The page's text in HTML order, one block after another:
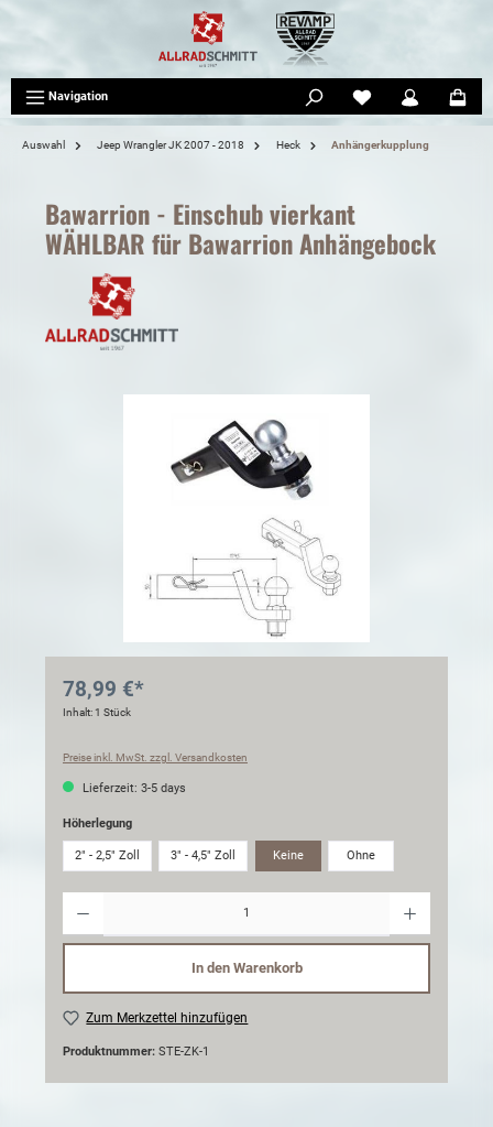
Navigation
Auswahl Jeep Wrangler JK 2007 - 2018 Heck Anhängerkupplung
Bawarrion - Einschub vierkant
WÄHLBAR für Bawarrion Anhängebock
78,99 €*
Inhalt:1 Stück
Preise inkl. MwSt. zzgl. Versandkosten
Lieferzeit: 3-5 days
Höherlegung
2" - 2,5" Zoll 3" - 4,5" Zoll Keine Ohne
In den Warenkorb
Zum Merkzettel hinzufügen
Produktnummer: STE-ZK-1